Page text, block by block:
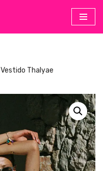
Vestido Thalyae